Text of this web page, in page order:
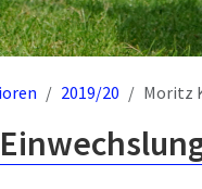
2019/20 Moritz